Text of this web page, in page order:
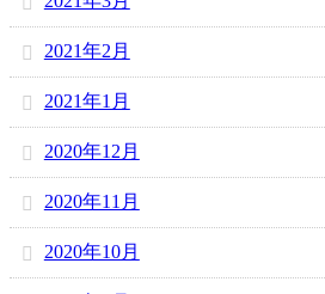
2021年2月
2021年1月
2020年12月
2020年11月
2020年10月